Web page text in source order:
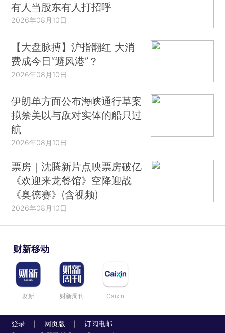
有人当股东有人打招呼
2026年08月10日
【大盘脉搏】沪指翻红 大消
费成今日“避风港”？
2026年08月10日
伊朗单方面公布海峡通行草案
拟禁美以与敌对实体的船只过
航
2026年08月10日
票房｜沈腾新片点映票房破亿
《欢迎来龙餐馆》空降迎战
《奥德赛》(含视频)
2026年08月10日
财新移动
财新 财新周刊 Caixin
登录 网页版 订阅电邮